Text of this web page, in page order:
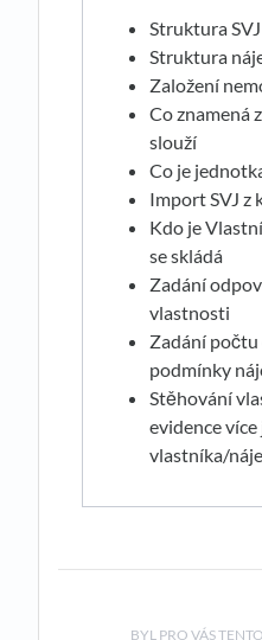
Struktura SVJ
Struktura
Založení
Co znamená
slouží
Co je
Import SVJ
Kdo je
se skládá
Zadání
vlastnosti
Zadání počtu
podmínky
Stěhování
evidence
vlastníka/
BYL PRO VÁS